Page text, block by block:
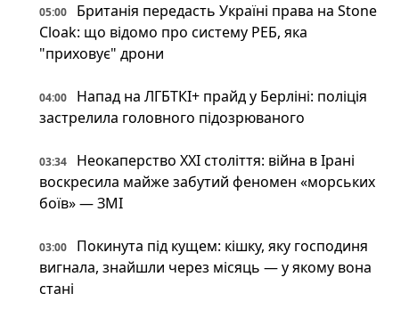
05:00
Британія передасть Україні права на Stone
Cloak: що відомо про систему РЕБ, яка
"приховує" дрони
04:00
Напад на ЛГБТКІ+ прайд у Берліні: поліція
застрелила головного підозрюваного
03:34
Неокаперство XXI століття: війна в Ірані
воскресила майже забутий феномен «морських
боїв» — ЗМІ
03:00
Покинута під кущем: кішку, яку господиня
вигнала, знайшли через місяць — у якому вона
стані